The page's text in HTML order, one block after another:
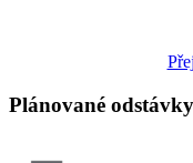
Plánované